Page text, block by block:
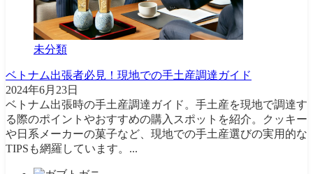
未分類
ベトナム出張者必見！現地での手土産調達ガイド
2024年6月23日
ベトナム出張時の手土産調達ガイド。手土産を現地で調達す
る際のポイントやおすすめの購入スポットを紹介。クッキー
や日系メーカーの菓子など、現地での手土産選びの実用的な
TIPSも網羅しています。...